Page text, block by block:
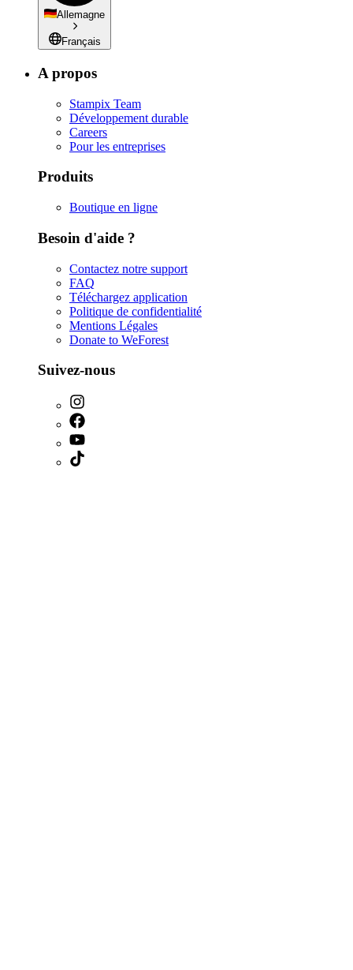
Allemagne
Français
A propos
Stampix Team
Développement durable
Careers
Pour les entreprises
Produits
Boutique en ligne
Besoin d'aide ?
Contactez notre support
FAQ
Téléchargez application
Politique de confidentialité
Mentions Légales
Donate to WeForest
Suivez-nous